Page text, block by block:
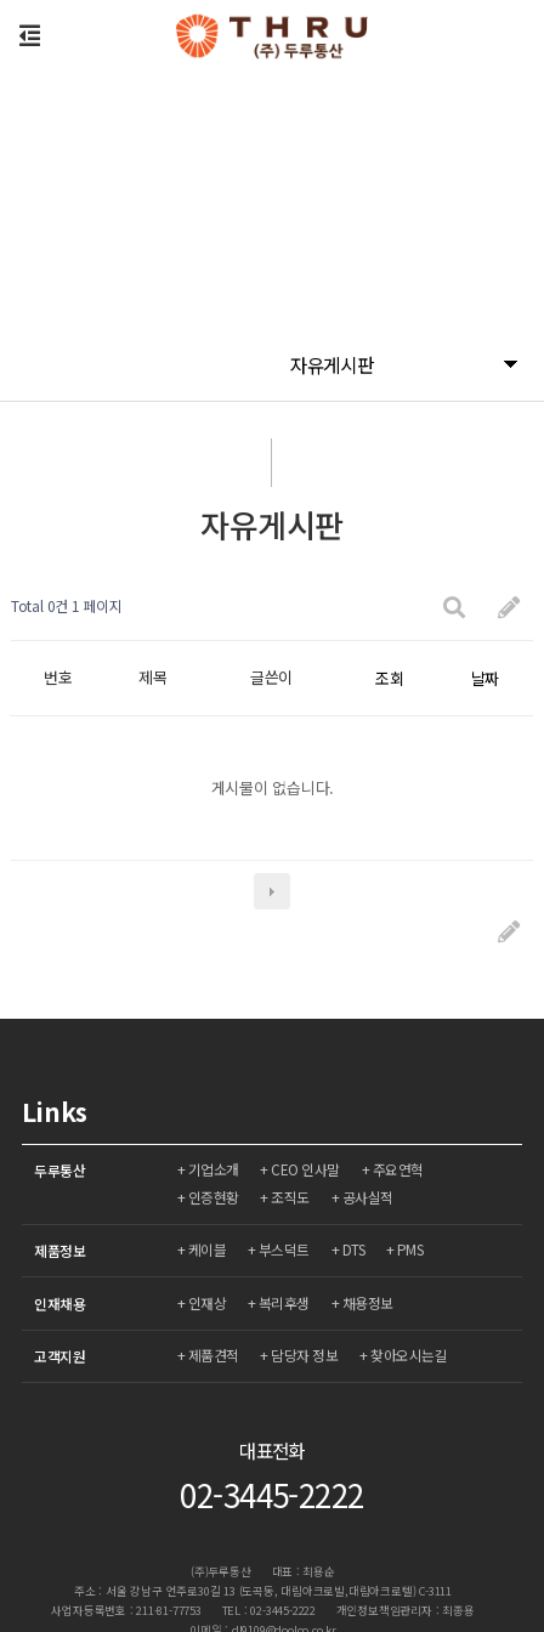
자유게시판
자유게시판
Total 0건 1 페이지
번호 제목 글쓴이 조회 날짜
게시물이 없습니다.
Links
두루통산 기업소개 CEO 인사말
주요연혁
인증현황
조직도 공사실적
제품정보 케이블 부스덕트 DTS PMS
인재채용 인재상 복리후생 채용정보
고객지원 제품견적 담당자 정보 찾아오시는길
대표전화
02-3445-2222
(주)두루통산
대표 : 최용순
주소 : 서울 강남구 언주로30길 13 (도곡동, 대림아크로빌,대림아크로텔) C-3111
사업자등록번호 : 211-81-77753
TEL : 02-3445-2222
개인정보책임관리자 : 최종용